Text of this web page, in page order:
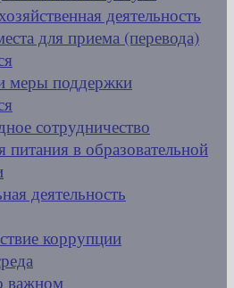
деятельность
для приема (перевода)
меры поддержки
сотрудничество
питания в образовательной
деятельность
коррупции
важном